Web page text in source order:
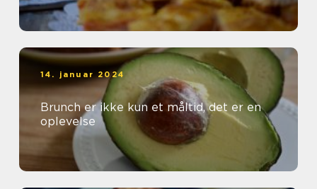
14. januar 2024
Brunch er ikke kun et måltid, det er en
oplevelse